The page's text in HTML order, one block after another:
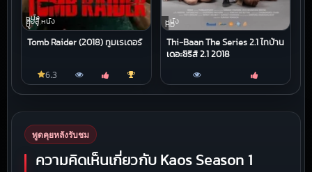
หนัง
ต่อสู้,หนัง
บู๊
Tomb Raider (2018) ทูมเรเดอร์
6.3
หนัง
HD
Thi-Baan The Series 2.1 ไทบ้าน
เดอะซีรีส์ 2.1 2018
พูดคุยหลังรับชม
ความคิดเห็นเกี่ยวกับ Kaos Season 1